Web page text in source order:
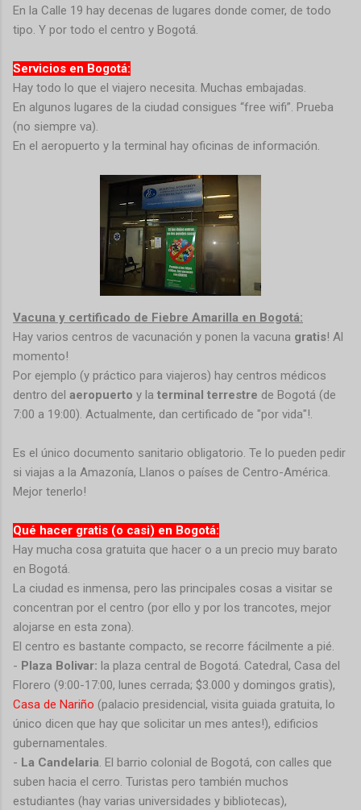
En la Calle 19 hay decenas de lugares donde comer, de todo
tipo. Y por todo el centro y Bogotá.
Servicios en Bogotá:
Hay todo lo que el viajero necesita. Muchas embajadas.
En algunos lugares de la ciudad consigues “free wifi”. Prueba
(no siempre va).
En el aeropuerto y la terminal hay oficinas de información.
Vacuna y certificado de Fiebre Amarilla en Bogotá:
Hay varios centros de vacunación y ponen la vacuna gratis! Al
momento!
Por ejemplo (y práctico para viajeros) hay centros médicos
dentro del aeropuerto y la terminal terrestre de Bogotá (de
7:00 a 19:00). Actualmente, dan certificado de "por vida"!.
Es el único documento sanitario obligatorio. Te lo pueden pedir
si viajas a la Amazonía, Llanos o países de Centro-América.
Mejor tenerlo!
Qué hacer gratis (o casi) en Bogotá:
Hay mucha cosa gratuita que hacer o a un precio muy barato
en Bogotá.
La ciudad es inmensa, pero las principales cosas a visitar se
concentran por el centro (por ello y por los trancotes, mejor
alojarse en esta zona).
El centro es bastante compacto, se recorre fácilmente a pié.
- Plaza Bolivar: la plaza central de Bogotá. Catedral, Casa del
Florero (9:00-17:00, lunes cerrada; $3.000 y domingos gratis),
Casa de Nariño (palacio presidencial, visita guiada gratuita, lo
único dicen que hay que solicitar un mes antes!), edificios
gubernamentales.
- La Candelaria. El barrio colonial de Bogotá, con calles que
suben hacia el cerro. Turistas pero también muchos
estudiantes (hay varias universidades y bibliotecas),